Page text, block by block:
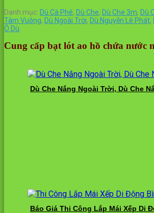
Danh mục: Dù Cà Phê, Dù Che, Dù Che 3m, Dù
Tâm Vuông, Dù Ngoài Trời, Dù Nguyễn Lê Phát,
Ô Dù
Cung cấp bạt lót ao hồ chứa nước
Dù Che Nắng Ngoài Trời, Dù Che
Báo Giá Thi Công Lắp Mái Xếp Di